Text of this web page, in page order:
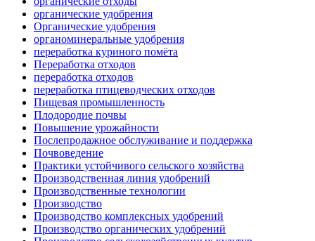
органические удобрения
Органические удобрения
органоминеральные удобрения
переработка куриного помёта
Переработка отходов
переработка отходов
переработка птицеводческих отходов
Пищевая промышленность
Плодородие почвы
Повышение урожайности
Послепродажное обслуживание и поддержка
Почвоведение
Практики устойчивого сельского хозяйства
Производственная линия удобрений
Производственные технологии
Производство
Производство комплексных удобрений
Производство органических удобрений